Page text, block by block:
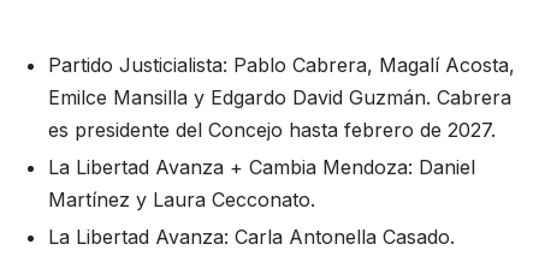
Partido Justicialista: Pablo Cabrera, Magalí Acosta,
Emilce Mansilla y Edgardo David Guzmán. Cabrera
es presidente del Concejo hasta febrero de 2027.
La Libertad Avanza + Cambia Mendoza: Daniel
Martínez y Laura Cecconato.
La Libertad Avanza: Carla Antonella Casado.